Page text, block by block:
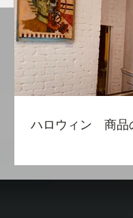
売会
ハロウィン 商品